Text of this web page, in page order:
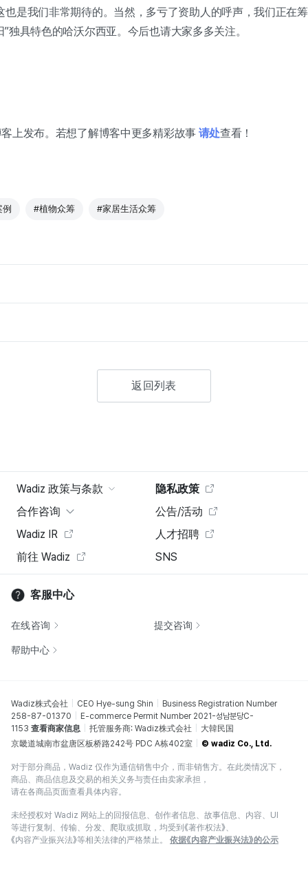
也是我们非常期待的。当然，多亏了资助人的呼声，我们正在
独具特色的哈沃尔西亚。今后也请大家多多关注。
上发布。若想了解博客中更多精彩故事 请处查看！
#植物众筹 #家居生活众筹
返回列表
Wadiz 政策与条款
隐私政策
合作咨询
公告/活动
Wadiz IR
人才招聘
前往 Wadiz
SNS
客服中心
在线咨询 提交咨询
帮助中心
Wadiz株式会社 CEO Hye-sung Shin
Business Registration Number
258-87-01370
E-commerce Permit Number 2021-성남분당C-
1153 查看商家信息 托管服务商: Wadiz株式会社
大韓民国
京畿道城南市盆唐区板桥路242号 PDC A栋402室
© wadiz Co., Ltd.
对于部分商品，Wadiz 仅作为通信销售中介，而非销售方。在此类情况下，
商品、商品信息及交易的相关义务与责任由卖家承担，
请在各商品页面查看具体内容。
未经授权对 Wadiz 网站上的回报信息、创作者信息、故事信息、内容、UI
等进行复制、传输、分发、爬取或抓取，均受到《著作权法》、
《内容产业振兴法》等相关法律的严格禁止。
依据《内容产业振兴法》的公示